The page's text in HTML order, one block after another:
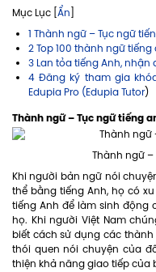
Mục Lục [ Ẩn
1 Thành ngữ – Tục ngữ
2 Top 100 thành ngữ
3 Lan tỏa tiếng Anh,
4 Đăng ký tham gia
Edupia Pro (Edupia Tutor)
Thành ngữ – Tục ngữ tiếng
Thành ngữ
Khi người bản ngữ nói
thể bằng tiếng Anh, họ có
tiếng Anh để làm sinh động
họ. Khi người Việt Nam
biết cách sử dụng các
thói quen nói chuyện của
thiện khả năng giao tiếp của